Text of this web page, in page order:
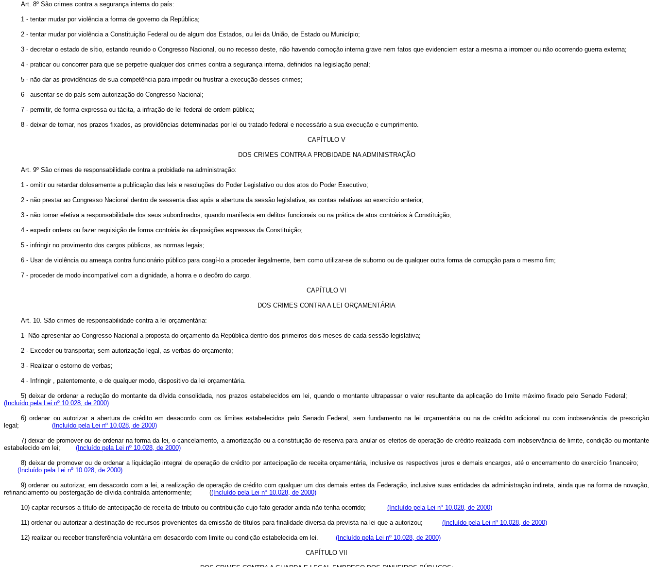
Art. 8º São crimes contra a segurança interna do país:
1 - tentar mudar por violência a forma de governo da República;
2 - tentar mudar por violência a Constituição Federal ou de algum dos Estados, ou lei da União, de Estado ou Município;
3 - decretar o estado de sítio, estando reunido o Congresso Nacional, ou no recesso deste, não havendo comoção interna grave nem fatos que evidenciem estar a mesma a irromper ou não ocorrendo guerra externa;
4 - praticar ou concorrer para que se perpetre qualquer dos crimes contra a segurança interna, definidos na legislação penal;
5 - não dar as providências de sua competência para impedir ou frustrar a execução desses crimes;
6 - ausentar-se do país sem autorização do Congresso Nacional;
7 - permitir, de forma expressa ou tácita, a infração de lei federal de ordem pública;
8 - deixar de tomar, nos prazos fixados, as providências determinadas por lei ou tratado federal e necessário a sua execução e cumprimento.
CAPÍTULO V
DOS CRIMES CONTRA A PROBIDADE NA ADMINISTRAÇÃO
Art. 9º São crimes de responsabilidade contra a probidade na administração:
1 - omitir ou retardar dolosamente a publicação das leis e resoluções do Poder Legislativo ou dos atos do Poder Executivo;
2 - não prestar ao Congresso Nacional dentro de sessenta dias após a abertura da sessão legislativa, as contas relativas ao exercício anterior;
3 - não tornar efetiva a responsabilidade dos seus subordinados, quando manifesta em delitos funcionais ou na prática de atos contrários à Constituição;
4 - expedir ordens ou fazer requisição de forma contrária às disposições expressas da Constituição;
5 - infringir no provimento dos cargos públicos, as normas legais;
6 - Usar de violência ou ameaça contra funcionário público para coagí-lo a proceder ilegalmente, bem como utilizar-se de suborno ou de qualquer outra forma de corrupção para o mesmo fim;
7 - proceder de modo incompatível com a dignidade, a honra e o decôro do cargo.
CAPÍTULO VI
DOS CRIMES CONTRA A LEI ORÇAMENTÁRIA
Art. 10. São crimes de responsabilidade contra a lei orçamentária:
1- Não apresentar ao Congresso Nacional a proposta do orçamento da República dentro dos primeiros dois meses de cada sessão legislativa;
2 - Exceder ou transportar, sem autorização legal, as verbas do orçamento;
3 - Realizar o estorno de verbas;
4 - Infringir , patentemente, e de qualquer modo, dispositivo da lei orçamentária.
5) deixar de ordenar a redução do montante da dívida consolidada, nos prazos estabelecidos em lei, quando o montante ultrapassar o valor resultante da aplicação do limite máximo fixado pelo Senado Federal;
(Incluído pela Lei nº 10.028, de 2000)
6) ordenar ou autorizar a abertura de crédito em desacordo com os limites estabelecidos pelo Senado Federal, sem fundamento na lei orçamentária ou na de crédito adicional ou com inobservância de prescrição
legal; (Incluído pela Lei nº 10.028, de 2000)
7) deixar de promover ou de ordenar na forma da lei, o cancelamento, a amortização ou a constituição de reserva para anular os efeitos de operação de crédito realizada com inobservância de limite, condição ou montante
estabelecido em lei; (Incluído pela Lei nº 10.028, de 2000)
8) deixar de promover ou de ordenar a liquidação integral de operação de crédito por antecipação de receita orçamentária, inclusive os respectivos juros e demais encargos, até o encerramento do exercício financeiro;
(Incluído pela Lei nº 10.028, de 2000)
9) ordenar ou autorizar, em desacordo com a lei, a realização de operação de crédito com qualquer um dos demais entes da Federação, inclusive suas entidades da administração indireta, ainda que na forma de novação,
refinanciamento ou postergação de dívida contraída anteriormente; ((Incluído pela Lei nº 10.028, de 2000)
10) captar recursos a título de antecipação de receita de tributo ou contribuição cujo fato gerador ainda não tenha ocorrido; (Incluído pela Lei nº 10.028, de 2000)
11) ordenar ou autorizar a destinação de recursos provenientes da emissão de títulos para finalidade diversa da prevista na lei que a autorizou; (Incluído pela Lei nº 10.028, de 2000)
12) realizar ou receber transferência voluntária em desacordo com limite ou condição estabelecida em lei. (Incluído pela Lei nº 10.028, de 2000)
CAPÍTULO VII